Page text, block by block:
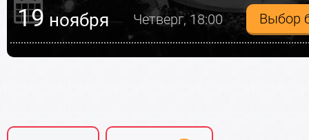
19 ноября Четверг, 18:00 Выбор